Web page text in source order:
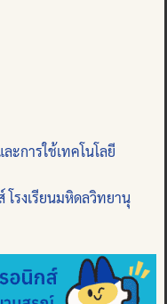
ะการใช้เทคโนโลยี
โรงเรียนมหิดลวิทยานุ